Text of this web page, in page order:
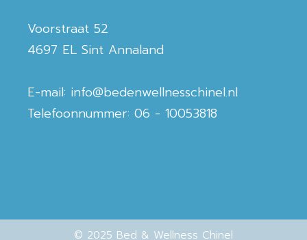
Voorstraat 52
4697 EL Sint Annaland
E-mail: info@bedenwellnesschinel.nl
Telefoonnummer: 06 - 10053818
© 2025 Bed & Wellness Chinel